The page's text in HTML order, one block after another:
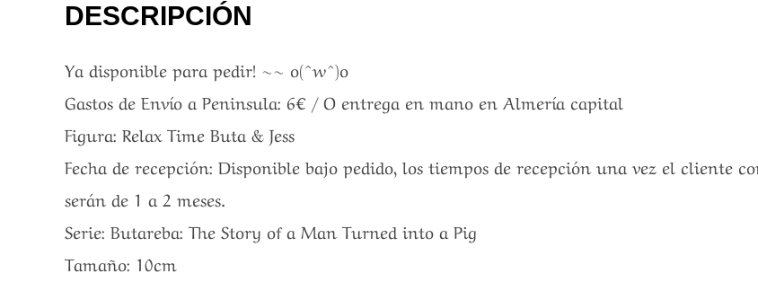
DESCRIPCIÓN
Ya disponible para pedir! ~~ o(^w^)o
Gastos de Envío a Peninsula: 6€ / O entrega en mano en Almería capital
Figura: Relax Time Buta & Jess
Fecha de recepción: Disponible bajo pedido, los tiempos de recepción una vez el cliente
serán de 1 a 2 meses.
Serie: Butareba: The Story of a Man Turned into a Pig
Tamaño: 10cm